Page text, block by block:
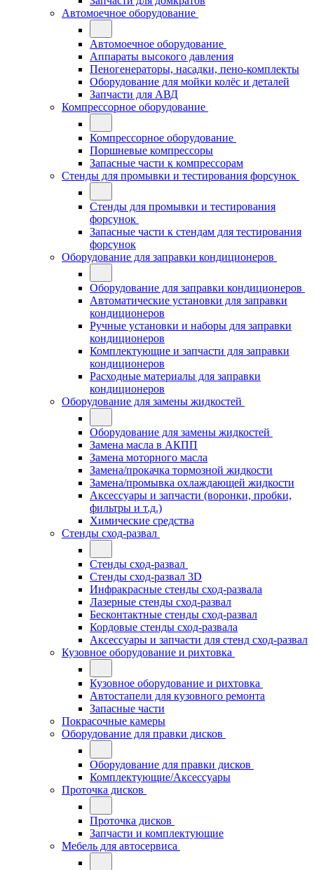
Автомоечное оборудование
Автомоечное оборудование
Аппараты высокого давления
Пеногенераторы, насадки, пено-комплекты
Оборудование для мойки колёс и деталей
Запчасти для АВД
Компрессорное оборудование
Компрессорное оборудование
Поршневые компрессоры
Запасные части к компрессорам
Стенды для промывки и тестирования форсунок
Стенды для промывки и тестирования
форсунок
Запасные части к стендам для тестирования
форсунок
Оборудование для заправки кондиционеров
Оборудование для заправки кондиционеров
Автоматические установки для заправки
кондиционеров
Ручные установки и наборы для заправки
кондиционеров
Комплектующие и запчасти для заправки
кондиционеров
Расходные материалы для заправки
кондиционеров
Оборудование для замены жидкостей
Оборудование для замены жидкостей
Замена масла в АКПП
Замена моторного масла
Замена/прокачка тормозной жидкости
Замена/промывка охлаждающей жидкости
Аксессуары и запчасти (воронки, пробки,
фильтры и т.д.)
Химические средства
Стенды сход-развал
Стенды сход-развал
Стенды сход-развал 3D
Инфракрасные стенды сход-развала
Лазерные стенды сход-развал
Бесконтактные стенды сход-развал
Кордовые стенды сход-развала
Аксессуары и запчасти для стенд сход-развал
Кузовное оборудование и рихтовка
Кузовное оборудование и рихтовка
Автостапели для кузовного ремонта
Запасные части
Покрасочные камеры
Оборудование для правки дисков
Оборудование для правки дисков
Комплектующие/Аксессуары
Проточка дисков
Проточка дисков
Запчасти и комплектующие
Мебель для автосервиса